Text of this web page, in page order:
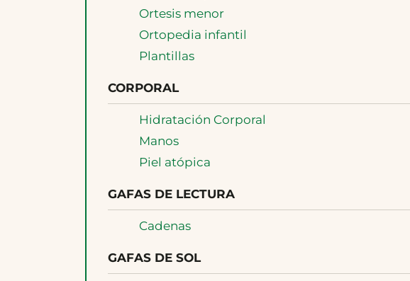
Ortesis menor
Ortopedia infantil
Plantillas
CORPORAL
Hidratación Corporal
Manos
Piel atópica
GAFAS DE LECTURA
Cadenas
GAFAS DE SOL